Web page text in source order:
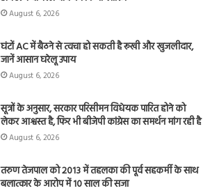
August 6, 2026
घंटों AC में बैठने से त्वचा हो सकती है रूखी और खुजलीदार,
जानें आसान घरेलू उपाय
August 6, 2026
सूत्रों के अनुसार, सरकार परिसीमन विधेयक पारित होने को
लेकर आश्वस्त है, फिर भी बीजेपी कांग्रेस का समर्थन मांग रही है
August 6, 2026
तरुण तेजपाल को 2013 में तहलका की पूर्व सहकर्मी के साथ
बलात्कार के आरोप में 10 साल की सजा